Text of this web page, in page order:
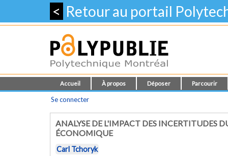
< Retour au portail
Accueil À propos Déposer Parcourir
Se connecter
ANALYSE DE L'IMPACT DES INCERTITUDES
ÉCONOMIQUE
Carl Tchoryk